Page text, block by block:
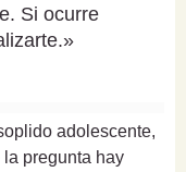
Si ocurre
adolescente,
pregunta hay